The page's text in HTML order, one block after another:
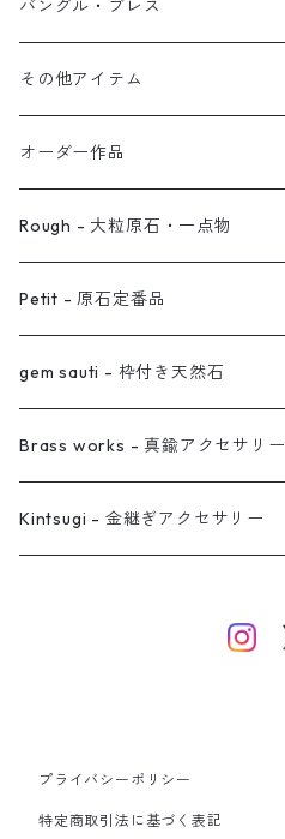
オブジェ
イヤーカフ
ぶら下がりイヤーカフ
2連イヤーカフ
イヤリング対応
ノンホールピアス
オーダー用ページ
真鍮イヤーカフ
バングル・ブレス
ブレスレット
バングル
その他アイテム
ブローチ
ヘアアクセサリー
オーダー作品
リング
ネックレス
ピアス
イヤーカフ
バングル
Rough - 大粒原石・一点物
ピアス
リング
ネックレス
イヤーカフ
Petit - 原石定番品
ピアス
リング
ネックレス
gem sauti - 枠付き天然石
ピアス
ネックレス
Brass works - 真鍮アクセサリー
リング
バングル
Kintsugi - 金継ぎアクセサリー
プライバシーポリシー
特定商取引法に基づく表記